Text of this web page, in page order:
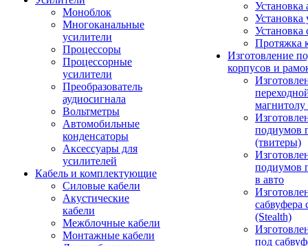
Моноблок
Многоканальные
усилители
Процессоры
Процессорные
усилители
Преобразователь
аудиосигнала
Вольтметры
Автомобильные
конденсаторы
Аксессуары для
усилителей
Кабель и комплектующие
Силовые кабели
Акустические
кабели
Межблочные кабели
Монтажные кабели
Установка
Установка
Установка
Протяжка
Изготовление
корпусов и
подиумов
(твитеры)
подиумов
в авто
сабвуфера
(Stealth)
под